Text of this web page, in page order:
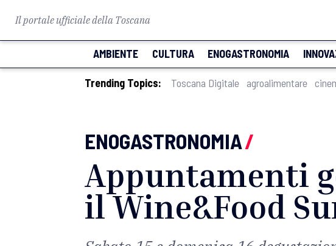
Il portale ufficiale della Toscana
AMBIENTE CULTURA ENOGASTRONOMIA
Trending Topics: Toscana Digitale agroalimentare
ENOGASTRONOMIA/
Appuntamenti
il Wine&Food